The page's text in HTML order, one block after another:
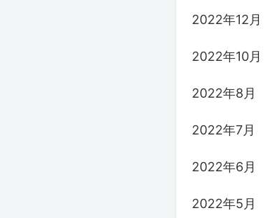
2022年12月
2022年10月
2022年8月
2022年7月
2022年6月
2022年5月